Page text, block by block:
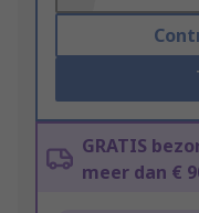
GRATIS
meer dan €